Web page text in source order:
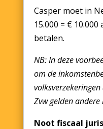
Casper moet in
15.000 = €
betalen.
NB: In deze
om de
volksverzekeringen
Zvw gelden andere
Noot fiscaal